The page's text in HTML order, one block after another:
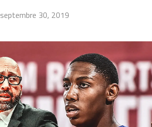
septembre 30, 2019